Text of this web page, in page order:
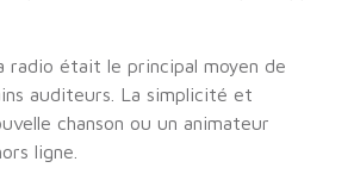
radio était le principal moyen de
auditeurs. La simplicité et
chanson ou un animateur
ligne.